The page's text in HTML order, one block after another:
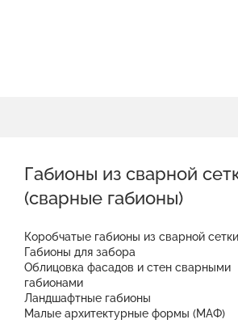
Габионы из сварной
(сварные габионы)
Коробчатые габионы из сварной сетки
Габионы для забора
Облицовка фасадов и стен сварными
габионами
Ландшафтные габионы
Малые архитектурные формы (МАФ)